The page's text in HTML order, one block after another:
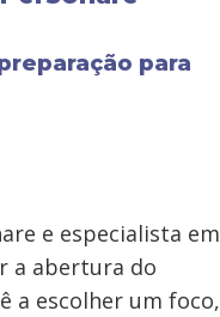
para
e especialista em
a abertura do
a escolher um foco,